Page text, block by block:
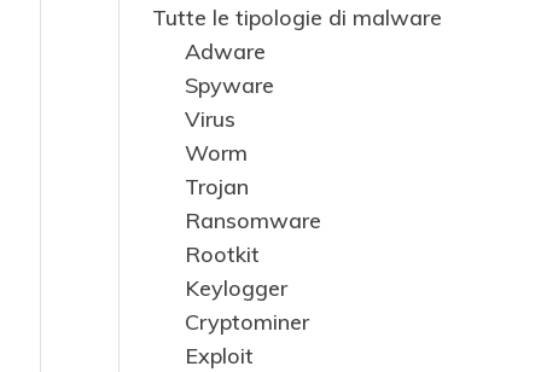
Tutte le tipologie di malware
Adware
Spyware
Virus
Worm
Trojan
Ransomware
Rootkit
Keylogger
Cryptominer
Exploit